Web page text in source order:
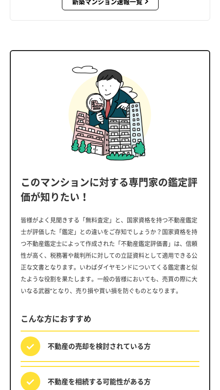
このマンションに対する専門家の鑑定評
価が知りたい！
皆様がよく見聞きする「無料査定」と、国家資格を持つ不動産鑑定
士が評価した「鑑定」との違いをご存知でしょうか？国家資格を持
つ不動産鑑定士によって作成された「不動産鑑定評価書」は、信頼
性が高く、税務署や裁判所に対しての立証資料として適用できる公
正な文書となります。いわばダイヤモンドについてくる鑑定書と似
たような役割を果たします。一般の皆様においても、売買の際に大
いなる武器”となり、売り損や買い損を防ぐものとなります。
こんな方におすすめ
不動産の売却を検討されている方
不動産を相続する可能性がある方